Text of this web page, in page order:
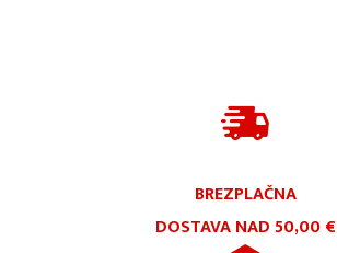
BREZPLAČNA
DOSTAVA NAD 50,00 €